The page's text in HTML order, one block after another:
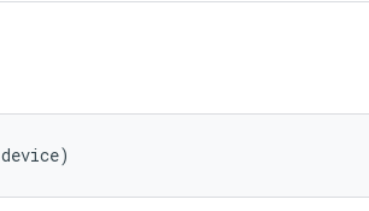
device)